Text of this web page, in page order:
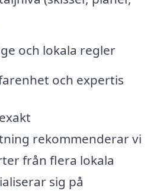
och lokala regler
och expertis
rekommenderar vi
från flera lokala
sig på